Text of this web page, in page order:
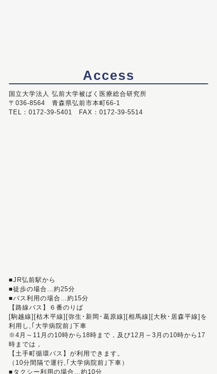
Access
国立大学法人 弘前大学被ばく医療総合研究所
〒036-8564 青森県弘前市本町66-1
TEL：0172-39-5401 FAX：0172-39-5514
■JR弘前駅から
■徒歩の場合…約25分
■バス利用の場合…約15分
【路線バス】６番のりば
[駒越線][枯木平線][弥生･新岡･葛原線][相馬線][大秋･居森平線]を
利用し,｢大学病院前｣下車
※4月～11月の10時から18時まで，及び12月～3月の10時から17
時までは，
【土手町循環バス】が利用できます。
（10分間隔で運行,｢大学病院前｣下車）
■タクシー利用の場合…約10分